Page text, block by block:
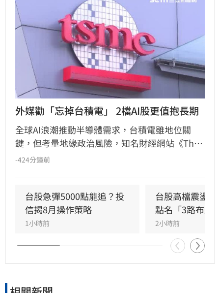
外媒勸「忘掉台積電」 2檔AI股更值抱長期
全球AI浪潮推動半導體需求，台積電雖地位關
鍵，但考量地緣政治風險，知名財經網站《The
Motley Fool》建議投資人可轉向關注具支撐力的
應用材料（Applied Materials）被列為值得長期
持有的潛力標的。隨著AI產業預計在2030年前保
持強勁成長，這些設備供應商的營收與市場價值
有望持續攀升。專家提醒，投資市場瞬息萬變，
相關建議僅供參考，投資人應審慎評估潛在風險
並自行承擔決策結果。
-424分鐘前
台股急彈5000點能追？投
信揭8月操作策略
1小時前
台股高檔震盪
點名「3路布局
2小時前